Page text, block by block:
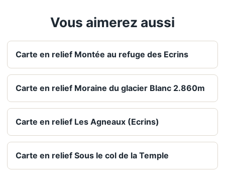
Vous aimerez aussi
Carte en relief Montée au refuge des Ecrins
Carte en relief Moraine du glacier Blanc 2.860m
Carte en relief Les Agneaux (Ecrins)
Carte en relief Sous le col de la Temple